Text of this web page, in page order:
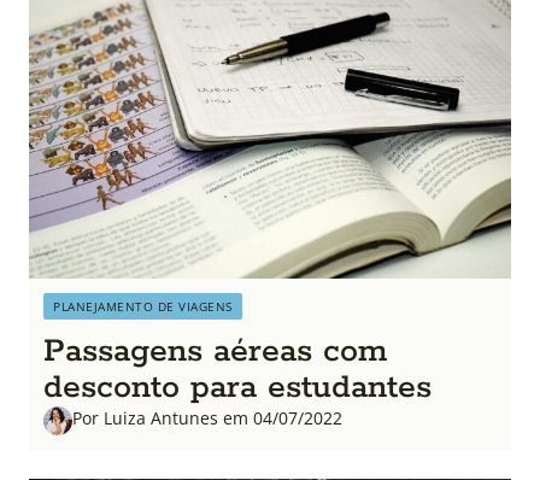
PLANEJAMENTO DE VIAGENS
Passagens aéreas com
desconto para estudantes
Por Luiza Antunes em 04/07/2022